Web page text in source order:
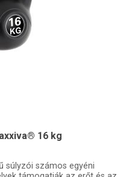
16 kg
súlyzói számos egyéni